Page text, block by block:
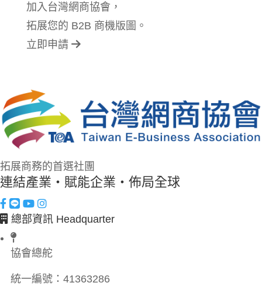
加入台灣網商協會，
拓展您的 B2B 商機版圖。
立即申請
拓展商務的首選社團
連結產業・賦能企業・佈局全球
總部資訊 Headquarter
協會總舵
統一編號： 41363286